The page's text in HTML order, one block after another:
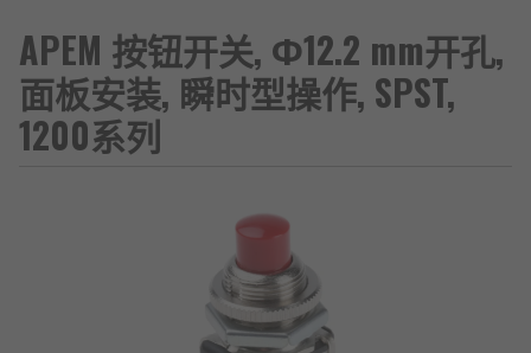
APEM 按钮开关, Φ12.2 mm开孔,
面板安装, 瞬时型操作, SPST,
1200系列